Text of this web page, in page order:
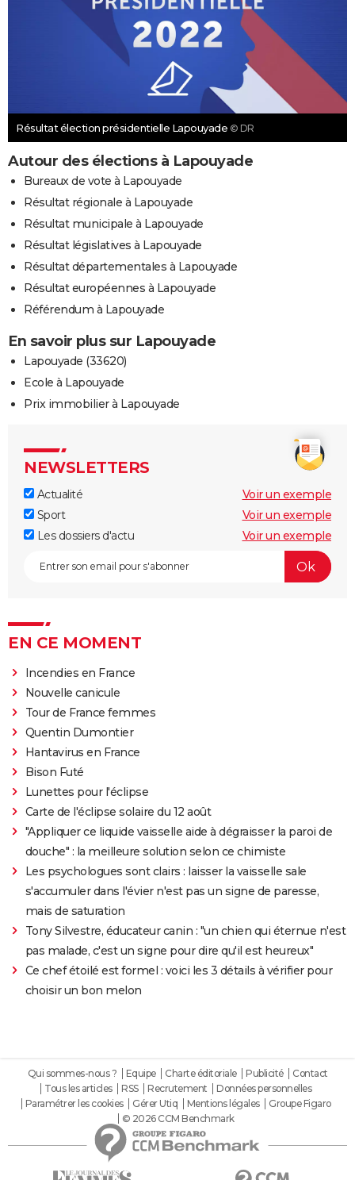
Résultat élection présidentielle Lapouyade © DR
Autour des élections à Lapouyade
Bureaux de vote à Lapouyade
Résultat régionale à Lapouyade
Résultat municipale à Lapouyade
Résultat législatives à Lapouyade
Résultat départementales à Lapouyade
Résultat européennes à Lapouyade
Référendum à Lapouyade
En savoir plus sur Lapouyade
Lapouyade (33620)
Ecole à Lapouyade
Prix immobilier à Lapouyade
NEWSLETTERS
Actualité
Voir un exemple
Sport
Voir un exemple
Les dossiers d'actu
Voir un exemple
EN CE MOMENT
Incendies en France
Nouvelle canicule
Tour de France femmes
Quentin Dumontier
Hantavirus en France
Bison Futé
Lunettes pour l'éclipse
Carte de l'éclipse solaire du 12 août
"Appliquer ce liquide vaisselle aide à dégraisser la paroi de
douche" : la meilleure solution selon ce chimiste
Les psychologues sont clairs : laisser la vaisselle sale
s'accumuler dans l'évier n'est pas un signe de paresse,
mais de saturation
Tony Silvestre, éducateur canin : "un chien qui éternue n'est
pas malade, c'est un signe pour dire qu'il est heureux"
Ce chef étoilé est formel : voici les 3 détails à vérifier pour
choisir un bon melon
Qui sommes-nous ? Equipe Charte éditoriale Publicité
Contact
Tous les articles
RSS Recrutement
Données personnelles
Paramétrer les cookies
Gérer Utiq Mentions légales
Groupe Figaro
© 2026 CCM Benchmark